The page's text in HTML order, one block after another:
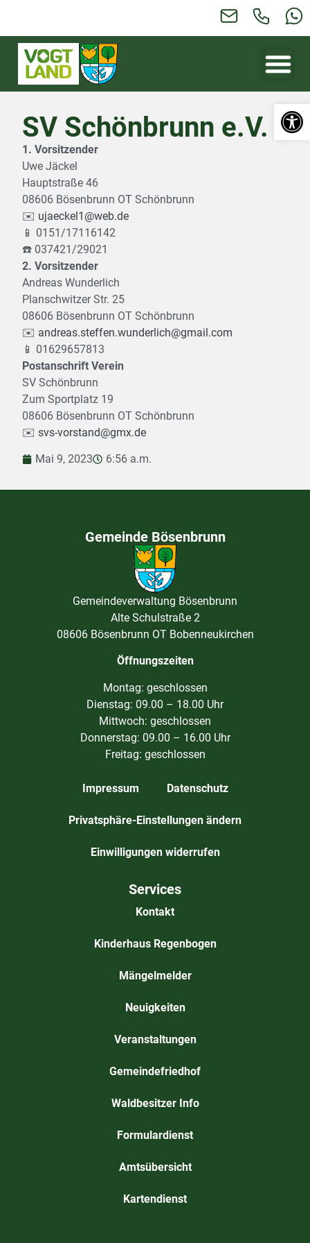
SV Schönbrunn e.V.
1. Vorsitzender
Uwe Jäckel
Hauptstraße 46
08606 Bösenbrunn OT Schönbrunn
✉️ ujaeckel1@web.de
📱 0151/17116142
☎️ 037421/29021
2. Vorsitzender
Andreas Wunderlich
Planschwitzer Str. 25
08606 Bösenbrunn OT Schönbrunn
✉️ andreas.steffen.wunderlich@gmail.com
📱 01629657813
Postanschrift Verein
SV Schönbrunn
Zum Sportplatz 19
08606 Bösenbrunn OT Schönbrunn
✉️ svs-vorstand@gmx.de
Mai 9, 2023 6:56 a.m.
Gemeinde Bösenbrunn
Gemeindeverwaltung Bösenbrunn
Alte Schulstraße 2
08606 Bösenbrunn OT Bobenneukirchen
Öffnungszeiten
Montag: geschlossen
Dienstag: 09.00 – 18.00 Uhr
Mittwoch: geschlossen
Donnerstag: 09.00 – 16.00 Uhr
Freitag: geschlossen
Impressum Datenschutz
Privatsphäre-Einstellungen ändern
Einwilligungen widerrufen
Services
Kontakt
Kinderhaus Regenbogen
Mängelmelder
Neuigkeiten
Veranstaltungen
Gemeindefriedhof
Waldbesitzer Info
Formulardienst
Amtsübersicht
Kartendienst